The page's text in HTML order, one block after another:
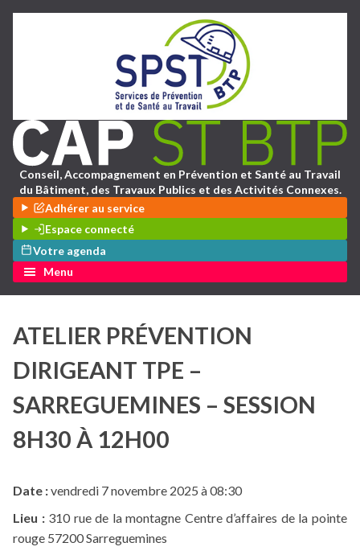
Conseil, Accompagnement en Prévention et Santé au Travail
du Bâtiment, des Travaux Publics et des Activités Connexes.
Adhérer au service
Espace connecté
Votre agenda
Menu
ATELIER PRÉVENTION
DIRIGEANT TPE –
SARREGUEMINES – SESSION
8H30 À 12H00
Date :vendredi 7 novembre 2025 à 08:30
Lieu :310 rue de la montagne Centre d’affaires de la pointe
rouge 57200 Sarreguemines